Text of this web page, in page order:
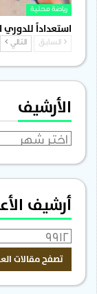
رياضة محلية
استعداداً للدوري
السابق التالي
الأرشيف
الأرشيف
أرشيف